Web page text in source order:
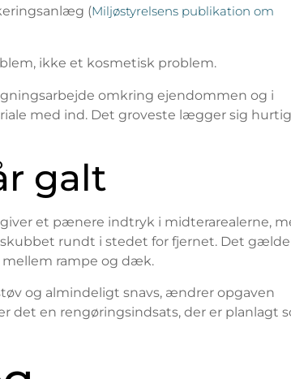
(Miljøstyrelsens publikation om
ikke et kosmetisk problem.
omkring ejendommen og i
med ind. Det groveste lægger sig
galt
et pænere indtryk i midterarealerne,
rundt i stedet for fjernet. Det
mellem rampe og dæk.
og almindeligt snavs, ændrer opgaven
det en rengøringsindsats, der er planlagt